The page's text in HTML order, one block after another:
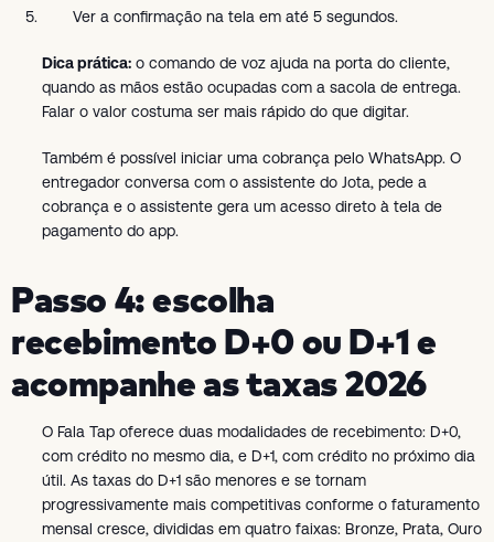
Ver a confirmação na tela em até 5 segundos.
Dica prática: o comando de voz ajuda na porta do cliente,
quando as mãos estão ocupadas com a sacola de entrega.
Falar o valor costuma ser mais rápido do que digitar.
Também é possível iniciar uma cobrança pelo WhatsApp. O
entregador conversa com o assistente do Jota, pede a
cobrança e o assistente gera um acesso direto à tela de
pagamento do app.
Passo 4: escolha
recebimento D+0 ou D+1 e
acompanhe as taxas 2026
O Fala Tap oferece duas modalidades de recebimento: D+0,
com crédito no mesmo dia, e D+1, com crédito no próximo dia
útil. As taxas do D+1 são menores e se tornam
progressivamente mais competitivas conforme o faturamento
mensal cresce, divididas em quatro faixas: Bronze, Prata, Ouro